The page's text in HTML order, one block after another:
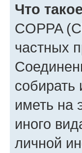
Что
COPPA
частных
иметь на
иного
личной